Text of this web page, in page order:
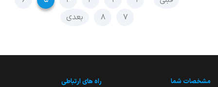
۷
۸ بعدی
مشخصات شما راه های ارتباطی